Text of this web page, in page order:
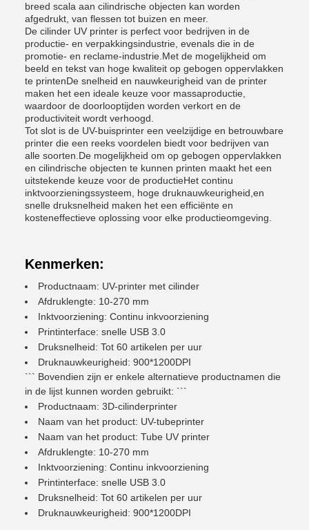
breed scala aan cilindrische objecten kan worden
afgedrukt, van flessen tot buizen en meer.
De cilinder UV printer is perfect voor bedrijven in de
productie- en verpakkingsindustrie, evenals die in de
promotie- en reclame-industrie.Met de mogelijkheid om
beeld en tekst van hoge kwaliteit op gebogen oppervlakken
te printenDe snelheid en nauwkeurigheid van de printer
maken het een ideale keuze voor massaproductie,
waardoor de doorlooptijden worden verkort en de
productiviteit wordt verhoogd.
Tot slot is de UV-buisprinter een veelzijdige en betrouwbare
printer die een reeks voordelen biedt voor bedrijven van
alle soorten.De mogelijkheid om op gebogen oppervlakken
en cilindrische objecten te kunnen printen maakt het een
uitstekende keuze voor de productieHet continu
inktvoorzieningssysteem, hoge druknauwkeurigheid,en
snelle druksnelheid maken het een efficiënte en
kosteneffectieve oplossing voor elke productieomgeving.
Kenmerken:
Productnaam: UV-printer met cilinder
Afdruklengte: 10-270 mm
Inktvoorziening: Continu inkvoorziening
Printinterface: snelle USB 3.0
Druksnelheid: Tot 60 artikelen per uur
Druknauwkeurigheid: 900*1200DPI
``` Bovendien zijn er enkele alternatieve productnamen die
in de lijst kunnen worden gebruikt: ```
Productnaam: 3D-cilinderprinter
Naam van het product: UV-tubeprinter
Naam van het product: Tube UV printer
Afdruklengte: 10-270 mm
Inktvoorziening: Continu inkvoorziening
Printinterface: snelle USB 3.0
Druksnelheid: Tot 60 artikelen per uur
Druknauwkeurigheid: 900*1200DPI